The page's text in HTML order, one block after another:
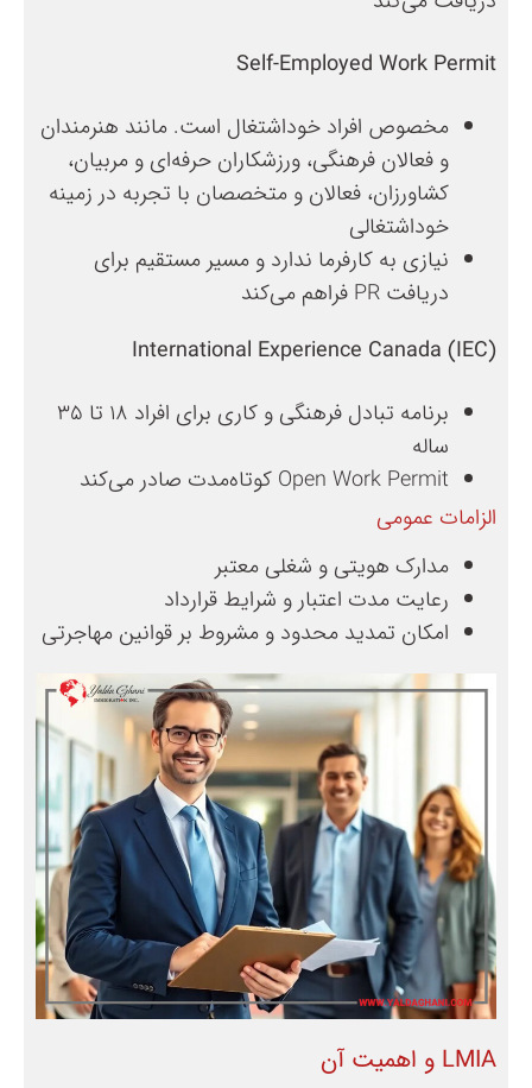
Self-Employed Work Permit
مخصوص افراد خوداشتغال است. مانند هنرمندان
و فعالان فرهنگی، ورزشکاران حرفه‌ای و مربیان،
کشاورزان، فعالان و متخصصان با تجربه در زمینه
خوداشتغالی
نیازی به کارفرما ندارد و مسیر مستقیم برای
دریافت PR فراهم می‌کند
International Experience Canada (IEC)
برنامه تبادل فرهنگی و کاری برای افراد ۱۸ تا ۳۵
ساله
Open Work Permit کوتاه‌مدت صادر می‌کند
الزامات عمومی
مدارک هویتی و شغلی معتبر
رعایت مدت اعتبار و شرایط قرارداد
امکان تمدید محدود و مشروط بر قوانین مهاجرتی
LMIA و اهمیت آن